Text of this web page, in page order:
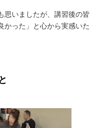
思いましたが、講習後の皆
かった」と心から実感いた